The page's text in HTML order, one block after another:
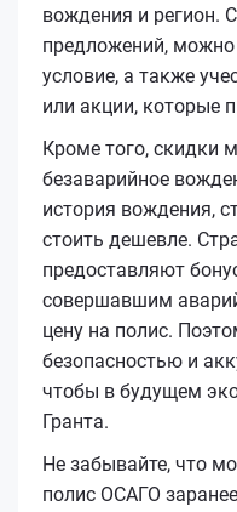
вождения и регион.
предложений, можно
условие, а также
или акции, которые
Кроме того, скидки
безаварийное
история вождения,
стоить дешевле.
предоставляют
совершавшим
цену на полис.
безопасностью и
чтобы в будущем
Гранта.
Не забывайте, что
полис ОСАГО